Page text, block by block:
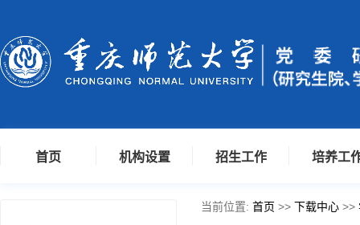
首页 机构设置 招生工作 培养工
当前位置: 首页 >> 下载中心 >>